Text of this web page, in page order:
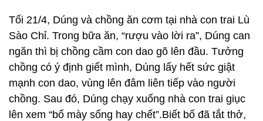
Tối 21/4, Dúng và chồng ăn cơm tại nhà con trai Lù
Sào Chỉ. Trong bữa ăn, “rượu vào lời ra”, Dúng can
ngăn thì bị chồng cầm con dao gõ lên đầu. Tưởng
chồng có ý định giết mình, Dúng lấy hết sức giật
mạnh con dao, vùng lên đâm liên tiếp vào người
chồng. Sau đó, Dúng chạy xuống nhà con trai giục
lên xem “bố mày sống hay chết”.Biết bố đã tắt thở,